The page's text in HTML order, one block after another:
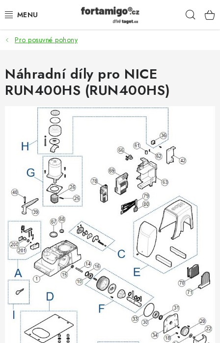
na
SADY - ZVÝHODNĚNÉ
POHONY
SAMONOSNÉ BRÁNY
KOLEJOVÉ BRÁNY
KŘÍDLOVÉ BRÁNY A BRANKY
ZÁVĚSNÉ BRÁNY
KONSTRUKČNÍ PROFILY
VÝPLNĚ BRAN A PLOTŮ
ZÁSLEPKY
KOMPONENTY PRO PLOTY
TESAŘSKÉ KOVÁNÍ
NEREZ, INOX
Pro posuvné pohony
Náhradní díly pro NICE
RUN400HS (RUN400HS)